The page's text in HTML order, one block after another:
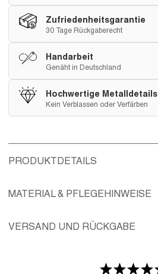
Zufriedenheitsgarantie
30 Tage Rückgaberecht
Handarbeit
Genäht in Deutschland
Hochwertige Metalldetails
Kein Verblassen oder Verfärben
PRODUKTDETAILS
MATERIAL & PFLEGEHINWEISE
VERSAND UND RÜCKGABE